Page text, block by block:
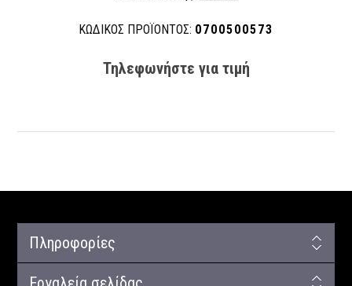
ΚΩΔΙΚΟΣ ΠΡΟΪΟΝΤΟΣ: 0700500573
Τηλεφωνήστε για τιμή
Πληροφορίες